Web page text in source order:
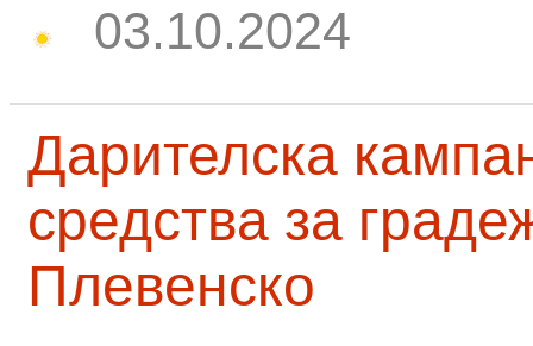
03.10.2024
Дарителска
средства за
Плевенско